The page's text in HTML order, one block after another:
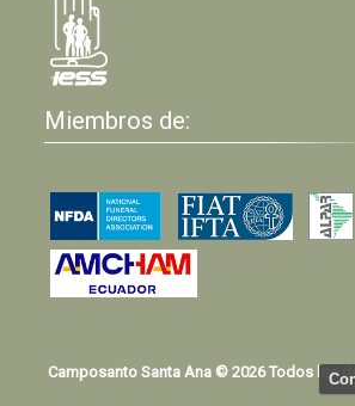
Miembros de:
Camposanto Santa Ana © 2026 Todos los